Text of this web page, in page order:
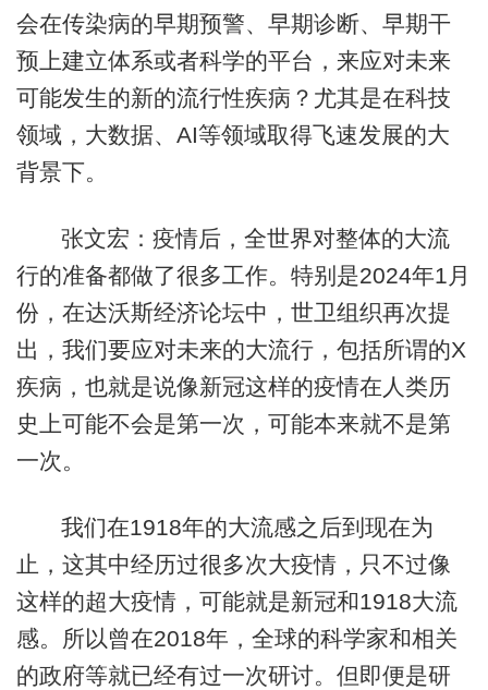
会在传染病的早期预警、早期诊断、早期干
预上建立体系或者科学的平台，来应对未来
可能发生的新的流行性疾病？尤其是在科技
领域，大数据、AI等领域取得飞速发展的大
背景下。
张文宏：疫情后，全世界对整体的大流
行的准备都做了很多工作。特别是2024年1月
份，在达沃斯经济论坛中，世卫组织再次提
出，我们要应对未来的大流行，包括所谓的X
疾病，也就是说像新冠这样的疫情在人类历
史上可能不会是第一次，可能本来就不是第
一次。
我们在1918年的大流感之后到现在为
止，这其中经历过很多次大疫情，只不过像
这样的超大疫情，可能就是新冠和1918大流
感。所以曾在2018年，全球的科学家和相关
的政府等就已经有过一次研讨。但即便是研